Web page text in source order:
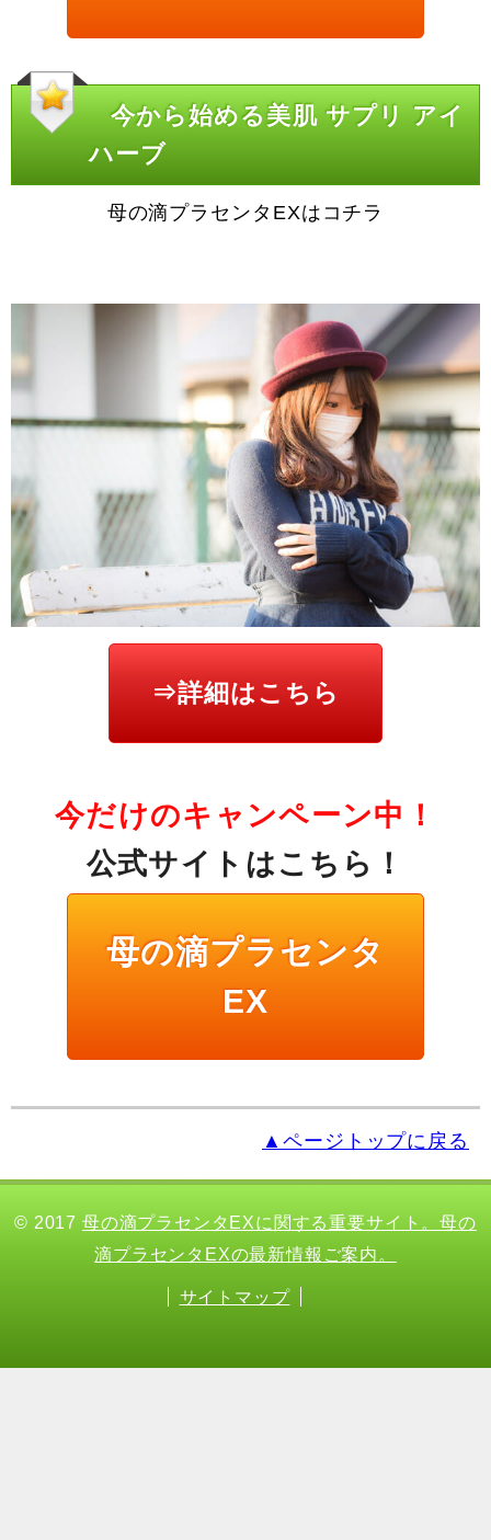
今から始める美肌 サプリ アイ
ハーブ
母の滴プラセンタEXはコチラ
⇒詳細はこちら
今だけのキャンペーン中！
公式サイトはこちら！
母の滴プラセンタ
EX
▲ページトップに戻る
© 2017 母の滴プラセンタEXに関する重要サイト。母の
滴プラセンタEXの最新情報ご案内。
サイトマップ